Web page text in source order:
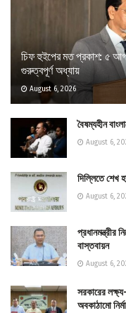
চিফ হুইপের মত প্রকাশ: ৫
গুরুত্বপূর্ণ অধ্যায়
August 6, 2026
বৈষম্যহীন
August 6,
দিল্লিতে শেখ
August 6,
প্রধানমন্ত্রীর
বাস্তবায়ন
August 6,
সরকারের
অবকাঠামো